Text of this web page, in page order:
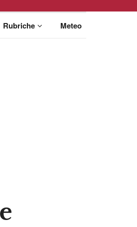
Rubriche Meteo